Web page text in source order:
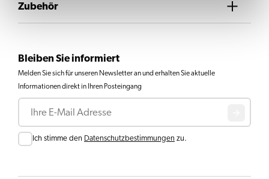
Zubehör
Bleiben Sie informiert
Melden Sie sich für unseren Newsletter an und erhalten Sie aktuelle
Informationen direkt in Ihren Posteingang
E-Mail
Consent
Ich stimme den Datenschutzbestimmungen zu.